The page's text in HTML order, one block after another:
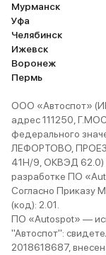
Мурманск
Уфа
Челябинск
Ижевск
Воронеж
Пермь
ООО «Автоспот»
адрес 111250,
федерального
ЛЕФОРТОВО,
41Н/9, ОКВЭД 62.0)
разработке ПО
Согласно Приказу
(код): 2.01.
ПО «Autospot» —
"Автоспот":
2018618687,